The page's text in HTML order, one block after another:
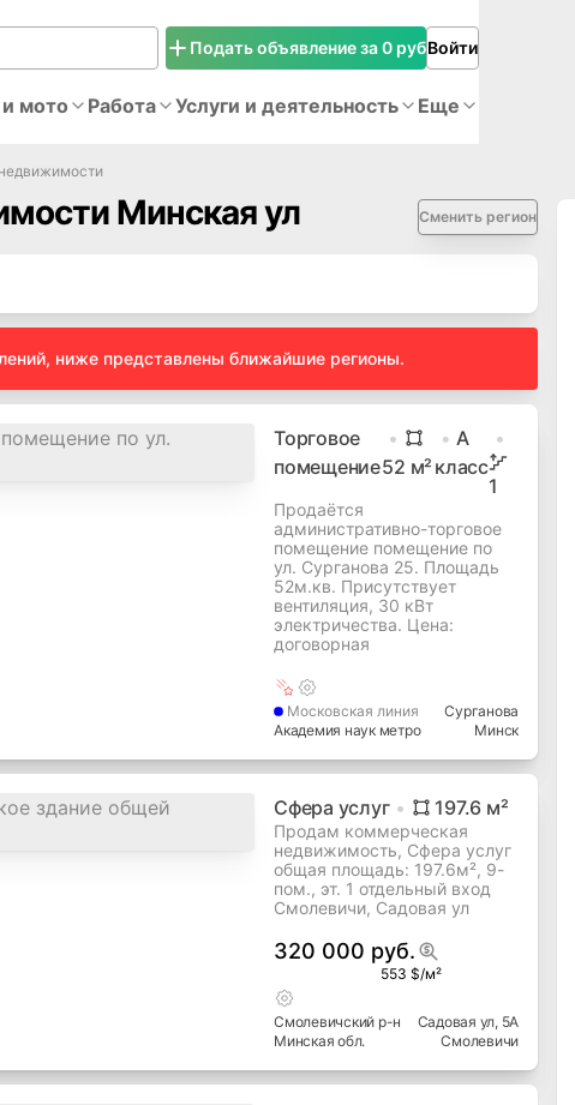
Подать объявление за 0 рубВойти
мото Работа Услуги и деятельность Еще
Минская ул Сменить регион
ниже представлены ближайшие регионы.
Торговое
помещение52 м²
A
класс
1
Продаётся
административно-торговое
помещение помещение по
ул. Сурганова 25. Площадь
52м.кв. Присутствует
вентиляция, 30 кВт
электричества. Цена:
договорная
Московская линия
Академия наук метро
Сурганова
Минск
Сфера услуг 197.6 м²
Продам коммерческая
недвижимость, Сфера услуг
общая площадь: 197.6м², 9-
пом., эт. 1 отдельный вход
Смолевичи, Садовая ул
320 000 руб.
553 $/м²
Смолевичский р-н
Минская обл.
Садовая ул, 5А
Смолевичи